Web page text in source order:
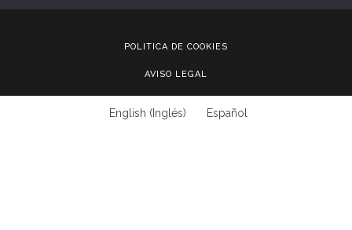
POLITICA DE COOKIES
AVISO LEGAL
English ( Inglés) Español